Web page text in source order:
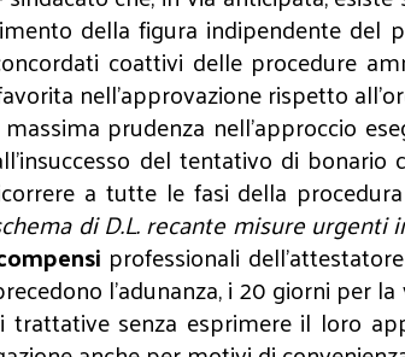
della figura indipendente del
coattivi delle procedure
nell’approvazione rispetto
prudenza nell’approccio
del tentativo di
a tutte le fasi della
di D.L. recante misure
professionali
l’adunanza, i 20 giorni per
senza esprimere il loro